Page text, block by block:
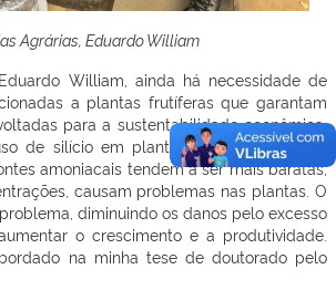
Agrárias, Eduardo William
William, ainda há necessidade de
a plantas frutíferas que garantam
para a sustentabilidade econômica.
de silício em plantios de maracujazeiro
amoniacais tendem a ser mais baratas,
causam problemas nas plantas. O
diminuindo os danos pelo excesso
o crescimento e a produtividade.
na minha tese de doutorado pelo